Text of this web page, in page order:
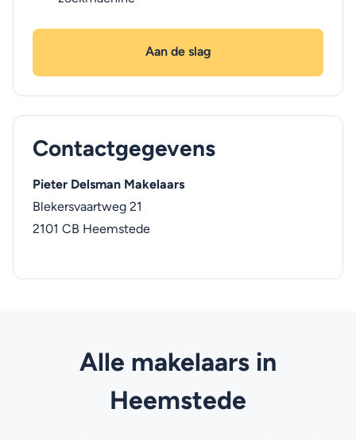
Aan de slag
Contactgegevens
Pieter Delsman Makelaars
Blekersvaartweg 21
2101 CB Heemstede
Alle makelaars in
Heemstede